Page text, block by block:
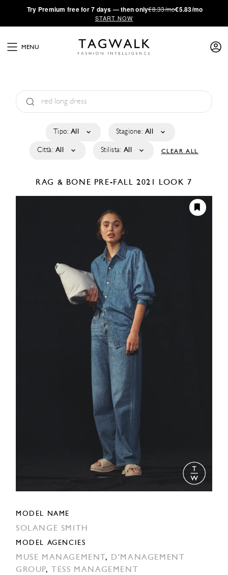
·Try Premium free for 7 days — then only€8.33/mo€5.83/mo
START NOW
MENU
Tipo: All Stagione: All
Città: All Stilista: All CLEAR ALL
RAG & BONE PRE-FALL 2021 LOOK 7
MODEL NAME
SOLANGE SMITH
MODEL AGENCIES
MUSE MANAGEMENT,
D'MANAGEMENT
GROUP, TESS MANAGEMENT